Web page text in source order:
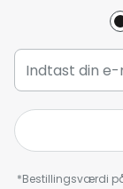
*Bestillingsværdi